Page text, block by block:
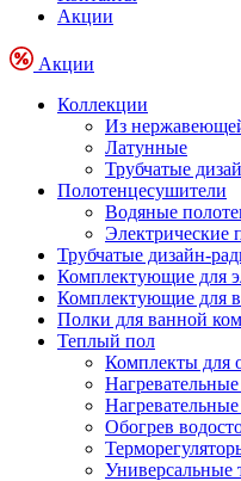
Акции
Акции
Коллекции
Из
Латунные
Трубчатые
Полотенцесушители
Водяные
Электрические
Трубчатые дизайн-
Комплектующие для
Комплектующие для
Полки для ванной
Теплый пол
Комплекты для
Обогрев
Универсальные